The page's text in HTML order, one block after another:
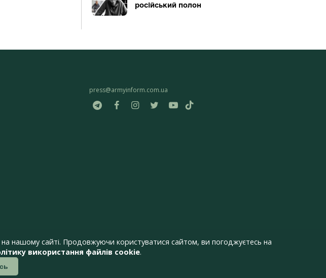
російський полон
press@armyinform.com.ua
нашому сайті. Продовжуючи користуватися сайтом, ви погоджуєтесь на
використання файлів cookie.